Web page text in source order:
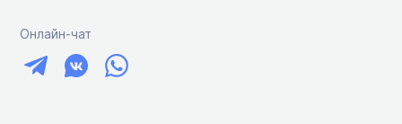
Онлайн-чат